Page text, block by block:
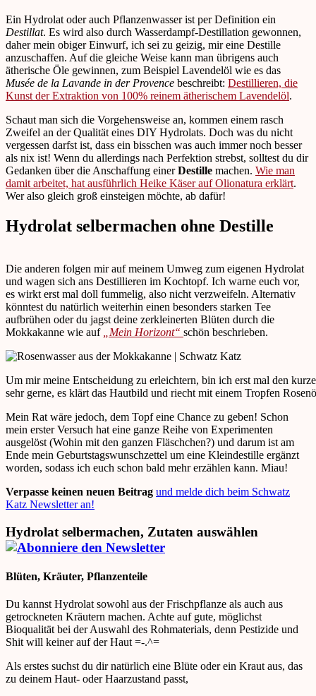
Ein Hydrolat oder auch Pflanzenwasser ist per Definition ein
Destillat. Es wird also durch Wasserdampf-Destillation gewonnen,
daher mein obiger Einwurf, ich sei zu geizig, mir eine Destille
anzuschaffen. Auf die gleiche Weise kann man übrigens auch
ätherische Öle gewinnen, zum Beispiel Lavendelöl wie es das
Musée de la Lavande in der Provence beschreibt: Destillieren, die
Kunst der Extraktion von 100% reinem ätherischem Lavendelöl.
Schaut man sich die Vorgehensweise an, kommen einem rasch
Zweifel an der Qualität eines DIY Hydrolats. Doch was du nicht
vergessen darfst ist, dass ein bisschen was auch immer noch besser
als nix ist! Wenn du allerdings nach Perfektion strebst, solltest du dir
Gedanken über die Anschaffung einerDestille machen. Wie man
damit arbeitet, hat ausführlich Heike Käser auf Olionatura erklärt.
Wer also gleich groß einsteigen möchte, ab dafür!
Hydrolat selbermachen ohne Destille
Die anderen folgen mir auf meinem Umweg zum eigenen Hydrolat
und wagen sich ans Destillieren im Kochtopf. Ich warne euch vor,
es wirkt erst mal doll fummelig, also nicht verzweifeln. Alternativ
könntest du natürlich weiterhin einen besonders starken Tee
aufbrühen oder du jagst deine zerkleinerten Blüten durch die
Mokkakanne wie auf
„Mein Horizont“ schön beschrieben.
Um mir meine Entscheidung zu erleichtern, bin ich erst mal den
sehr gerne, es klärt das Hautbild und riecht mit einem Tropfen
Mein Rat wäre jedoch, dem Topf eine Chance zu geben! Schon
mein erster Versuch hat eine ganze Reihe von Experimenten
ausgelöst (Wohin mit den ganzen Fläschchen?) und darum ist am
Ende mein Geburtstagswunschzettel um eine Kleindestille ergänzt
worden, sodass ich euch schon bald mehr erzählen kann. Miau!
Verpasse keinen neuen Beitrag und melde dich beim Schwatz
Katz Newsletter an!
Hydrolat selbermachen, Zutaten auswählen
Blüten, Kräuter, Pflanzenteile
Du kannst Hydrolat sowohl aus der Frischpflanze als auch aus
getrockneten Kräutern machen. Achte auf gute, möglichst
Bioqualität bei der Auswahl des Rohmaterials, denn Pestizide und
Shit will keiner auf der Haut =-.^=
Als erstes suchst du dir natürlich eine Blüte oder ein Kraut aus, das
zu deinem Haut- oder Haarzustand passt,